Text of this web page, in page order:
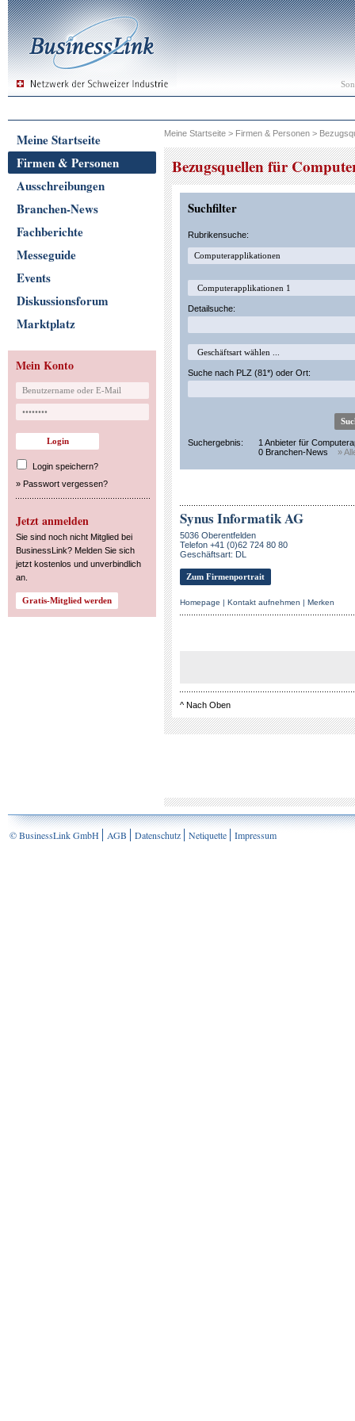
Meine Startseite
Firmen & Personen
Ausschreibungen
Branchen-News
Fachberichte
Messeguide
Events
Diskussionsforum
Marktplatz
Mein Konto
Login speichern?
» Passwort vergessen?
Jetzt anmelden
Sie sind noch nicht Mitglied bei
BusinessLink? Melden Sie sich
jetzt kostenlos und unverbindlich
an.
Meine Startseite > Firmen & Personen >
Bezugsquellen für
Suchfilter
Rubrikensuche:
Detailsuche:
Suche nach PLZ (81*) oder Ort:
Suchergebnis:
1 Anbieter für
0 Branchen-News
»
Synus Informatik AG
5036 Oberentfelden
Telefon +41 (0)62 724 80 80
Geschäftsart: DL
Zum Firmenportrait
Homepage | Kontakt aufnehmen | Merken
^ Nach Oben
© BusinessLink GmbH AGB Datenschutz Netiquette Impressum